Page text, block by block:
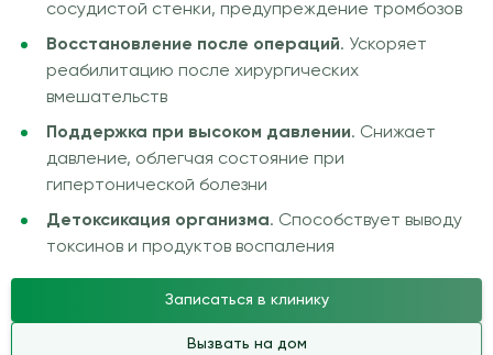
сосудистой стенки, предупреждение тромбозов
Восстановление после операций. Ускоряет
реабилитацию после хирургических
вмешательств
Поддержка при высоком давлении. Снижает
давление, облегчая состояние при
гипертонической болезни
Детоксикация организма. Способствует выводу
токсинов и продуктов воспаления
Записаться в клинику
Вызвать на дом